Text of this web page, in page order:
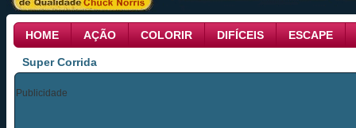
HOME AÇÃO COLORIR DIFÍCEIS ESCAPE
Super Corrida
Publicidade